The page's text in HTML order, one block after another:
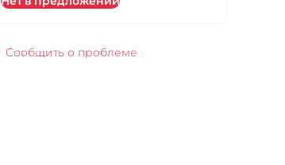
Сообщить о проблеме